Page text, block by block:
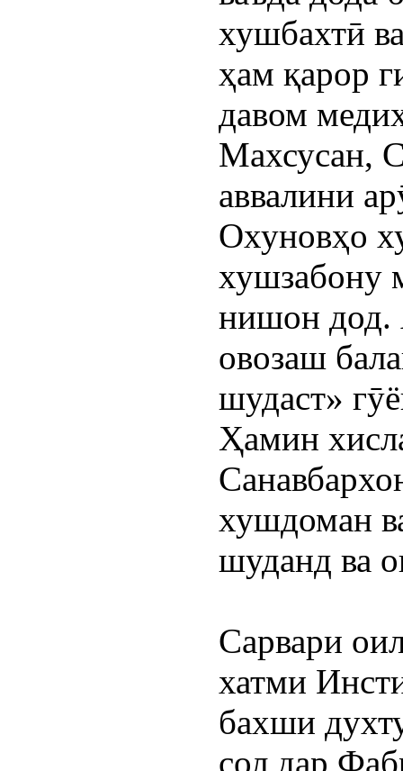
хушбахтӣ
ҳам қарор
давом
Махсусан,
аввалини
Охуновҳо
хушзабону
нишон дод.
овозаш
шудаст»
Ҳамин
хушдоман
шуданд ва
Сарвари
хатми
бахши
сол дар